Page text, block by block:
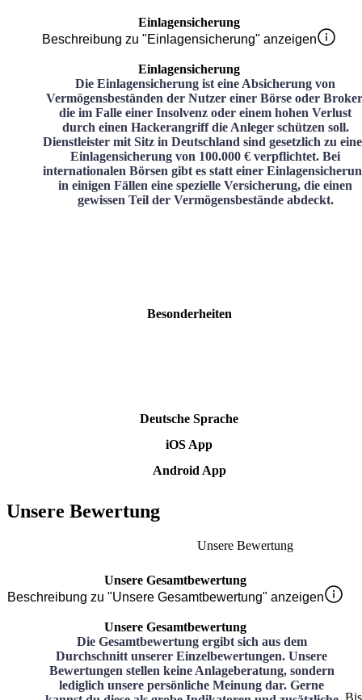
Einlagensicherung
Beschreibung zu "Einlagensicherung" anzeigen
Einlagensicherung
Die Einlagensicherung ist eine Absicherung von
Vermögensbeständen der Nutzer einer Börse oder
die im Falle einer Insolvenz oder einem hohen Verlust
durch einen Hackerangriff die Anleger schützen soll.
Dienstleister mit Sitz in Deutschland sind gesetzlich zu
Einlagensicherung von 100.000 € verpflichtet. Bei
internationalen Börsen gibt es statt einer
in einigen Fällen eine spezielle Versicherung, die einen
gewissen Teil der Vermögensbestände abdeckt.
Besonderheiten
Deutsche Sprache
iOS App
Android App
Unsere Bewertung
Unsere Bewertung
Unsere Gesamtbewertung
Beschreibung zu "Unsere Gesamtbewertung" anzeigen
Unsere Gesamtbewertung
Die Gesamtbewertung ergibt sich aus dem
Durchschnitt unserer Einzelbewertungen. Unsere
Bewertungen stellen keine Anlageberatung, sondern
lediglich unsere persönliche Meinung dar. Gerne